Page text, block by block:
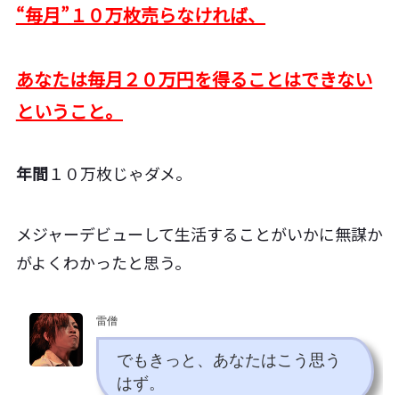
“毎月” １０万枚売らなければ、
あなたは毎月２０万円を得ることはできない
ということ。
年間１０万枚じゃダメ。
メジャーデビューして生活することがいかに無謀か
がよくわかったと思う。
雷僧
でもきっと、あなたはこう思う
はず。